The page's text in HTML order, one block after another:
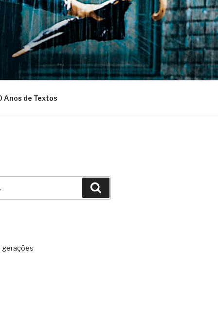
Anos de Textos
gerações